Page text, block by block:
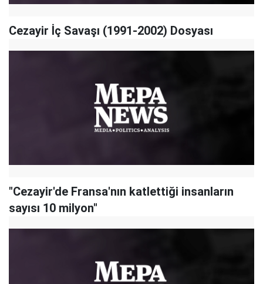
Cezayir İç Savaşı (1991-2002) Dosyası
"Cezayir'de Fransa'nın katlettiği insanların
sayısı 10 milyon"